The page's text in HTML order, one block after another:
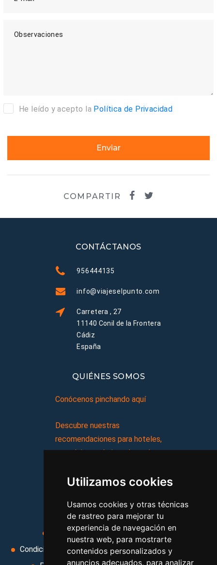
Utilizamos cookies
Usamos cookies y otras técnicas
de rastreo para mejorar tu
experiencia de navegación en
nuestra web, para mostrarte
contenidos personalizados y
anuncios adecuados, para analizar
Observaciones
He leído y acepto la Política de Privacidad
Enviar
COMPARTIR
CONTÁCTANOS
956444135
info@viajeselpunto.com
Carretera , 27
11140 Conil de la Frontera
Cádiz
España
QUIÉNES SOMOS
Conócenos pinchando aquí
Descubre nuestras
recomendaciones para hoteles,
complejos turísticos, hostales,
viajes, y mucho más!
MI AGENCIA
Aviso legal
Condiciones de uso
Condiciones Generales
Ley de Viajes Combinados